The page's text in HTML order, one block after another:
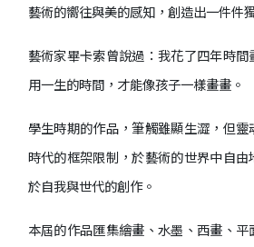
藝術的嚮往與美的感知，創造出一件件
藝術家畢卡索曾說過：我花了四年時
用一生的時間，才能像孩子一樣畫畫。
學生時期的作品，筆觸雖顯生澀，但
時代的框架限制，於藝術的世界中自
於自我與世代的創作。
本屆的作品匯集繪畫、水墨、西畫、